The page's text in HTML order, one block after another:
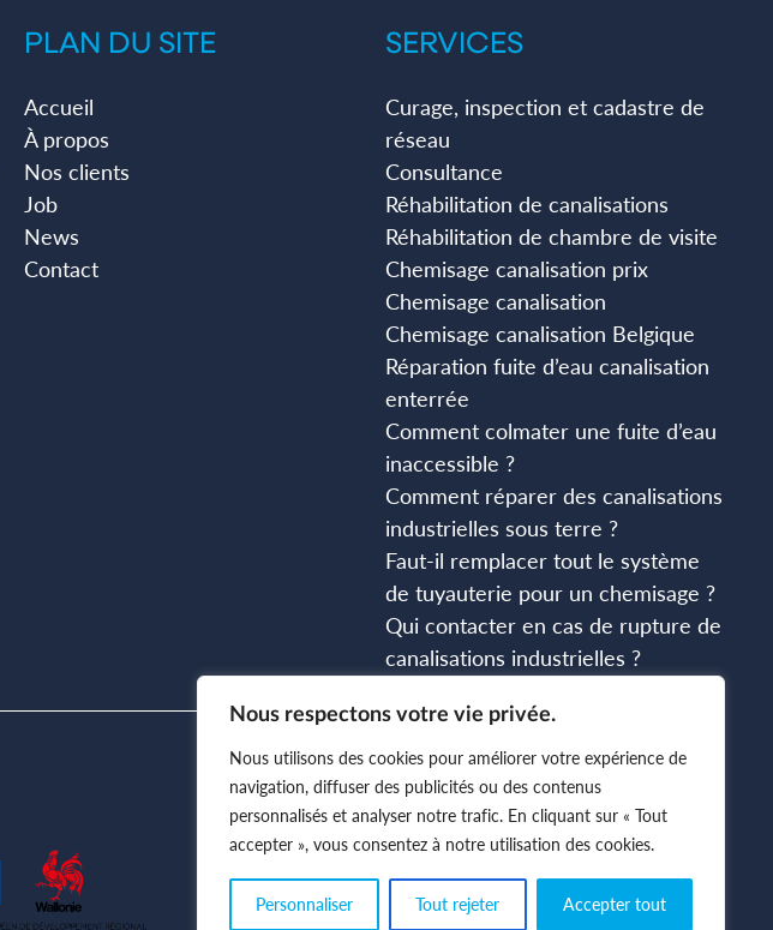
Nous respectons votre vie privée.
Nous utilisons des cookies pour améliorer votre expérience de
navigation, diffuser des publicités ou des contenus
personnalisés et analyser notre trafic. En cliquant sur « Tout
accepter », vous consentez à notre utilisation des cookies.
Personnaliser Tout rejeter Accepter tout
PLAN DU SITE
Accueil
À propos
Nos clients
Job
News
Contact
SERVICES
Curage, inspection et cadastre de
réseau
Consultance
Réhabilitation de canalisations
Réhabilitation de chambre de visite
Chemisage canalisation prix
Chemisage canalisation
Chemisage canalisation Belgique
Réparation fuite d’eau canalisation
enterrée
Comment colmater une fuite d’eau
inaccessible ?
Comment réparer des canalisations
industrielles sous terre ?
Faut-il remplacer tout le système
de tuyauterie pour un chemisage ?
Qui contacter en cas de rupture de
canalisations industrielles ?